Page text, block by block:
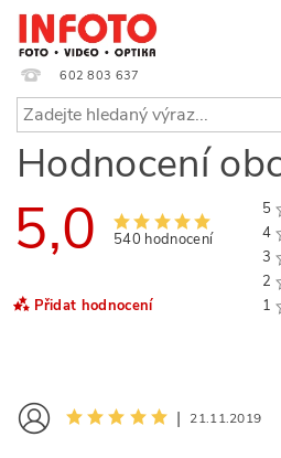
602 803 637
Hodnocení
5,0 540 hodnocení
Přidat hodnocení
5
4
3
2
1
| 21.11.2019